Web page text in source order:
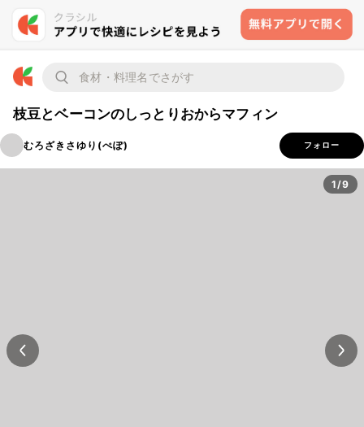
枝豆とベーコンのしっとりおからマフィン
むろざきさゆり(ぺぽ) フォロー
1/9